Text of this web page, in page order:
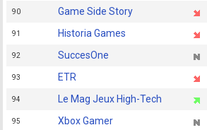
90 Game Side Story
91 Historia Games
92 SuccesOne
93 ETR
94 Le Mag Jeux High-Tech
95 Xbox Gamer